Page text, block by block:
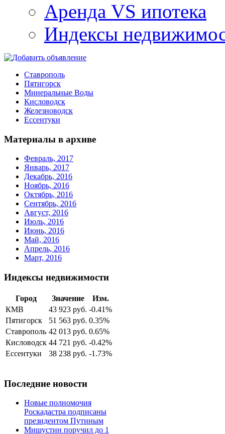
Аренда VS ипотека
Индексы
Ставрополь
Пятигорск
Минеральные Воды
Кисловодск
Железноводск
Ессентуки
Материалы в архиве
Февраль, 2017
Январь, 2017
Декабрь, 2016
Ноябрь, 2016
Октябрь, 2016
Сентябрь, 2016
Август, 2016
Июль, 2016
Июнь, 2016
Май, 2016
Апрель, 2016
Март, 2016
Индексы недвижимости
Город Значение
Изм.
КМВ
43 923 руб. -0.41%
Пятигорск
51 563 руб. 0.35%
Ставрополь 42 013 руб. 0.65%
Кисловодск 44 721 руб. -0.42%
Ессентуки
38 238 руб. -1.73%
Последние новости
Новые полномочия
Роскадастра подписаны
президентом Путиным
Мишустин поручил до 1